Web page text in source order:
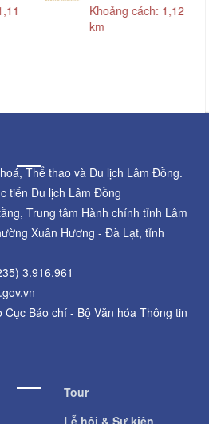
Khoảng cách: 1,12
km
Thể thao và Du lịch Lâm Đồng.
tiến Du lịch Lâm Đồng
Trung tâm Hành chính tỉnh Lâm
Xuân Hương - Đà Lạt, tỉnh
3.916.961
Cục Báo chí - Bộ Văn hóa Thông tin
Tour
Lễ hội & Sự kiện